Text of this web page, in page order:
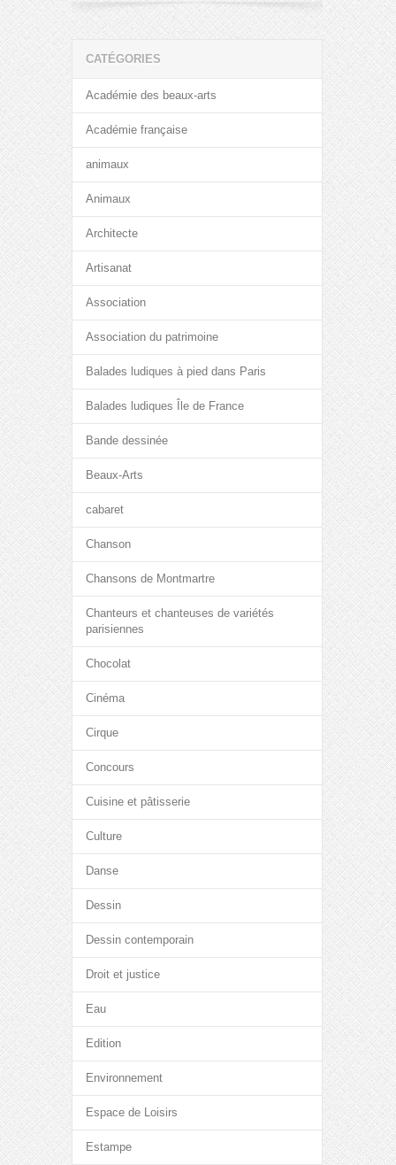
CATÉGORIES
Académie des beaux-arts
Académie française
animaux
Animaux
Architecte
Artisanat
Association
Association du patrimoine
Balades ludiques à pied dans Paris
Balades ludiques Île de France
Bande dessinée
Beaux-Arts
cabaret
Chanson
Chansons de Montmartre
Chanteurs et chanteuses de variétés
parisiennes
Chocolat
Cinéma
Cirque
Concours
Cuisine et pâtisserie
Culture
Danse
Dessin
Dessin contemporain
Droit et justice
Eau
Edition
Environnement
Espace de Loisirs
Estampe